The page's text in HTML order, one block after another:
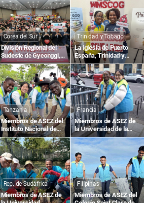
Corea del Sur
División Regional del
Sudeste de Gyeonggi,
Corea: 1836.ª
Campaña de Donación
de Sangre para la Vida
con el Amor de la
Pascua en Todo el
Mundo
Trinidad y Tobago
La iglesia de Puerto
España, Trinidad y
Tobago, realiza la
1804.ª Campaña de
Donación de Sangre
para la Vida con el
Amor de la Pascua en
Todo el Mundo
Tanzania
Miembros de ASEZ del
Instituto Nacional de
Transporte de Tanzania
contribuyen a un
entorno local limpio
mediante la limpieza de
calles
Francia
Miembros de ASEZ de
la Universidad de la
Sorbona, Francia,
limpian el bulevar Saint-
Michel
Rep. de Sudáfrica
Miembros de ASEZ de
Filipinas
Miembros de ASEZ del